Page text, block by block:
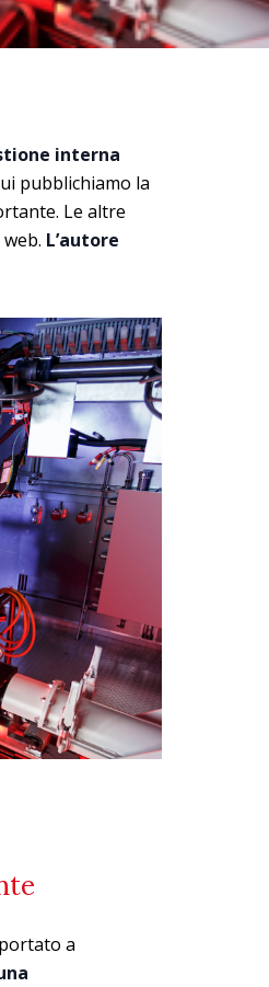
interna
pubblichiamo la
Le altre
L’autore
a